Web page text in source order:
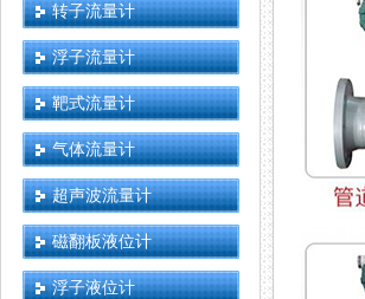
转子流量计
浮子流量计
靶式流量计
气体流量计
超声波流量计
磁翻板液位计
浮子液位计